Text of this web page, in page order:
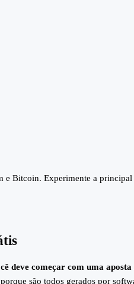
Bitcoin. Experimente a
deve começar com uma
são todos gerados por